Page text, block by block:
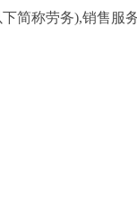
下简称劳务),销售服